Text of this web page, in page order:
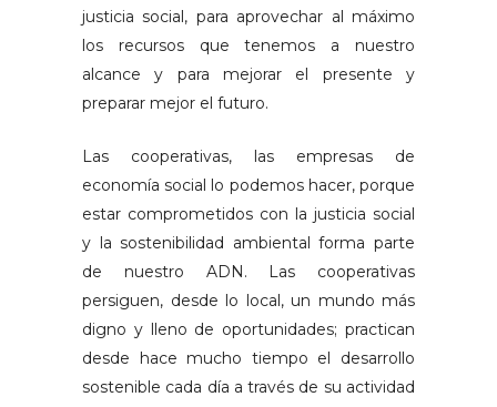
justicia social, para aprovechar al máximo
los recursos que tenemos a nuestro
alcance y para mejorar el presente y
preparar mejor el futuro.
Las cooperativas, las empresas de
economía social lo podemos hacer, porque
estar comprometidos con la justicia social
y la sostenibilidad ambiental forma parte
de nuestro ADN. Las cooperativas
persiguen, desde lo local, un mundo más
digno y lleno de oportunidades; practican
desde hace mucho tiempo el desarrollo
sostenible cada día a través de su actividad